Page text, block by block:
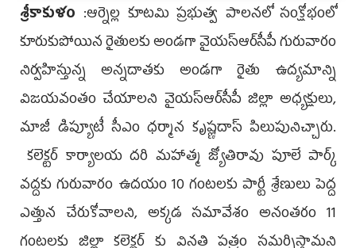
శ్రీకాకుళం :ఆర్నెల్ల కూటమి ప్రభుత్వ పాలనలో సంక్షోభంలో
కూరుకుపోయిన రైతులకు అండగా వైయ‌స్ఆర్‌సీపీ గురువారం
నిర్వహిస్తున్న అన్నదాతకు అండగా రైతు ఉద్యమాన్ని
విజయవంతం చేయాలని వైయ‌స్ఆర్‌సీపీ జిల్లా అధ్యక్షులు,
మాజీ డిప్యూటీ సీఎం ధర్మాన కృష్ణదాస్ పిలుపునిచ్చారు.
కలెక్టర్ కార్యాలయ దరి మహాత్మ జ్యోతిరావు పూలే పార్క్
వద్దకు గురువారం ఉదయం 10 గంటలకు పార్టీ శ్రేణులు పెద్ద
ఎత్తున చేరుకోవాలని, అక్కడ సమావేశం అనంతరం 11